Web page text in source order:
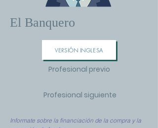
El Banquero
VERSIÓN INGLESA
Profesional previo
Profesional siguiente
Informate sobre la financiación de la compra y la